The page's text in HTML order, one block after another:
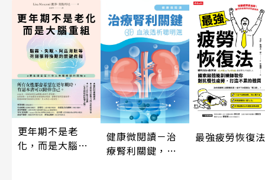
更年期不是老
化，而是大腦重
健康微閱讀－治
療腎利關鍵，血
最強疲勞恢復法